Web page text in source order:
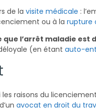
de la visite médicale :
ou à la rupture
l’arrêt maladie est
(en étant auto-
raisons du
avocat en droit du